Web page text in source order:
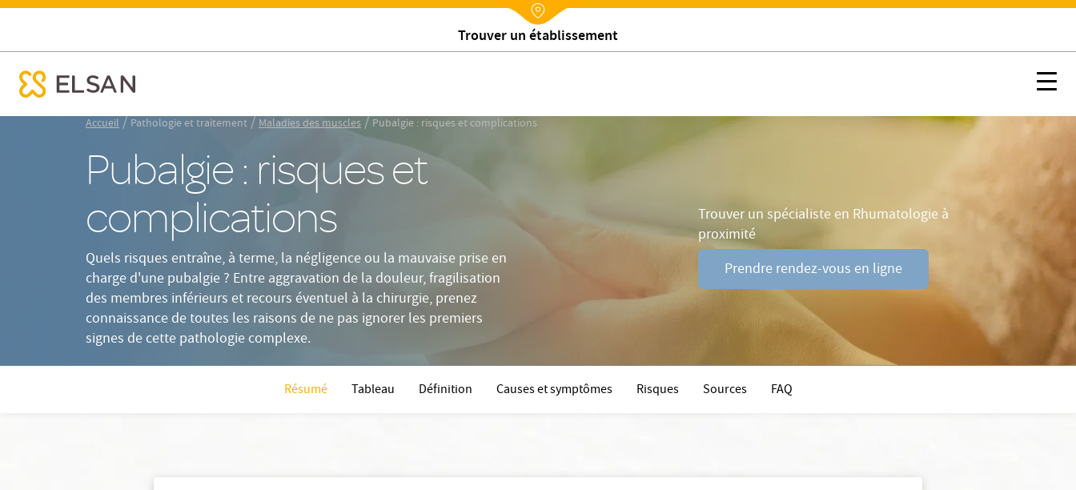
Nx:Aller
Nx:Annuaire
Rechercher un médecin
Pubalgie : risques et complications
menu mobile
Accueil/ Pathologie et traitement/Maladies des muscles/ Pubalgie : risques et complications
Pubalgie : risques et
complications
Quels risques entraîne, à terme, la négligence ou la mauvaise prise en
charge d'une pubalgie ? Entre aggravation de la douleur, fragilisation
des membres inférieurs et recours éventuel à la chirurgie, prenez
connaissance de toutes les raisons de ne pas ignorer les premiers
signes de cette pathologie complexe.
Trouver un spécialiste en Rhumatologie à
proximité
Prendre rendez-vous en ligne
Résumé Tableau Définition Causes et symptômes Risques Sources FAQ
Causes et symptômes